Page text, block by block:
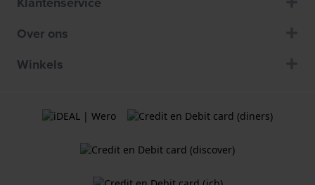
Over ons
Winkels